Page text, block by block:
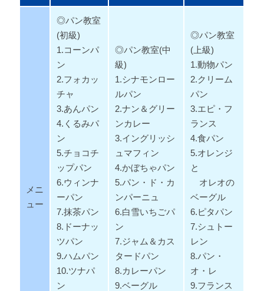
メニ
ュー
◎パン教室
(初級)
1.コーンパ
ン
2.フォカッ
チャ
3.あんパン
4.くるみパ
ン
5.チョコチ
ップパン
6.ウィンナ
ーパン
7.抹茶パン
8.ドーナッ
ツパン
9.ハムパン
10.ツナパ
ン
◎パン教室(中
級)
1.シナモンロー
ルパン
2.ナン＆グリー
ンカレー
3.イングリッシ
ュマフィン
4.かぼちゃパン
5.パン・ド・カ
ンパーニュ
6.白雪いちごパ
ン
7.ジャム＆カス
タードパン
8.カレーパン
9.ベーグル
◎パン教室
(上級)
1.動物パン
2.クリーム
パン
3.エピ・フ
ランス
4.食パン
5.オレンジ
と
オレオの
ベーグル
6.ピタパン
7.シュトー
レン
8.パン・
オ・レ
9.フランス